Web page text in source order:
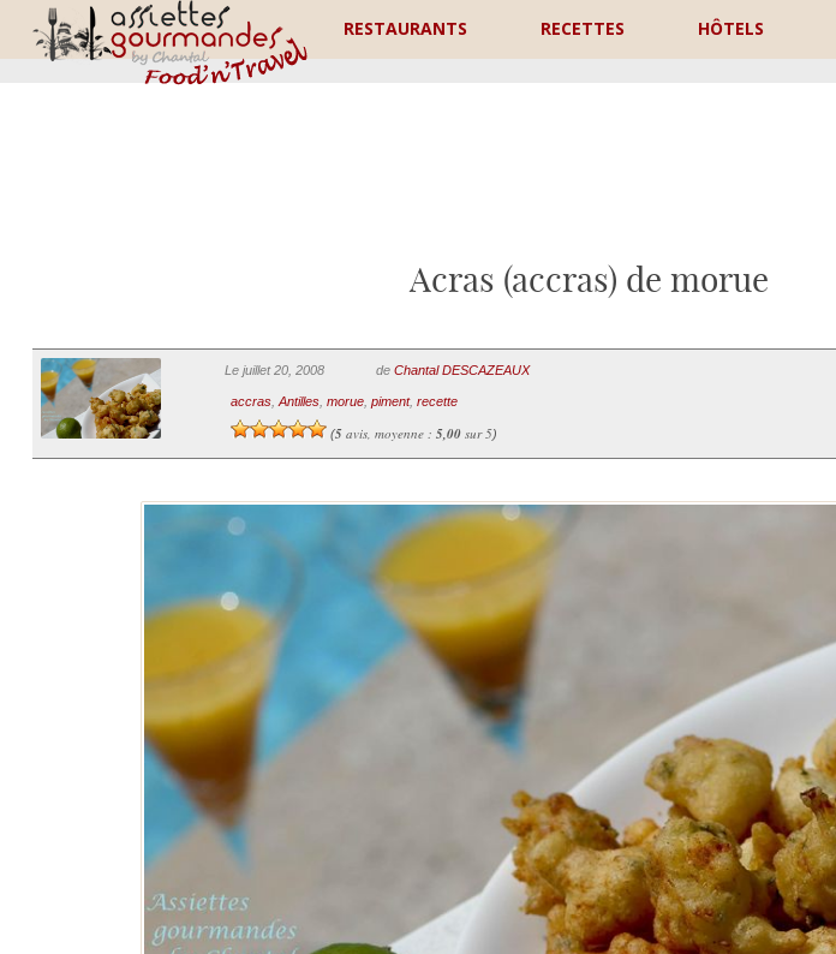
RESTAURANTS RECETTES HÔTELS
Acras (accras) de morue
Le juillet 20, 2008 de Chantal DESCAZEAUX
accras, Antilles, morue, piment, recette
(5avis, moyenne : 5,00sur 5)